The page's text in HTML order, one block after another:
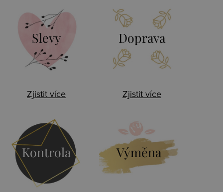
Slevy
Zjistit více
Doprava
Zjistit více
Kontrola Výměna